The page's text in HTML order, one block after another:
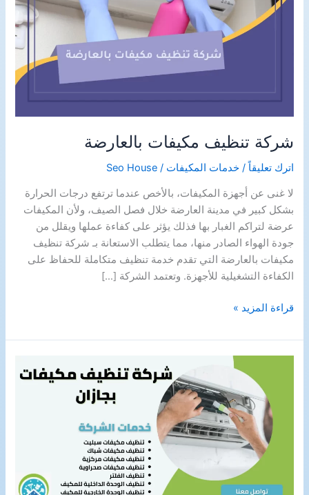
شركة تنظيف مكيفات بالعارضة
اترك تعليقاً /خدمات المكيفات /
Seo House
لا غنى عن أجهزة المكيفات، بالأخص عندما ترتفع درجات الحرارة
بشكل كبير في مدينة العارضة خلال فصل الصيف، ولأن المكيفات
عرضة لتراكم الغبار بها فذلك يؤثر على كفاءة عملها ويقلل من
جودة الهواء الصادر منها، مما يتطلب الاستعانة بـ شركة تنظيف
مكيفات بالعارضة التي تقدم خدمة تنظيف متكاملة للحفاظ على
الكفاءة التشغيلية للأجهزة. وتعتمد الشركة […]
شركة
مكيفات
بالعارضة
قراءة المزيد »